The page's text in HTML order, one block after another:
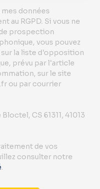
données
au RGPD. Si vous ne
prospection
vous pouvez
la liste d'opposition
prévu par l'article
sur le site
ou par courrier
CS 61311, 41013
de vos
consulter notre
.